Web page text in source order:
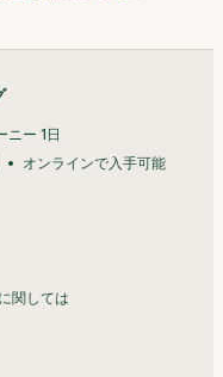
ニー 1日
オンラインで入手可能
関しては